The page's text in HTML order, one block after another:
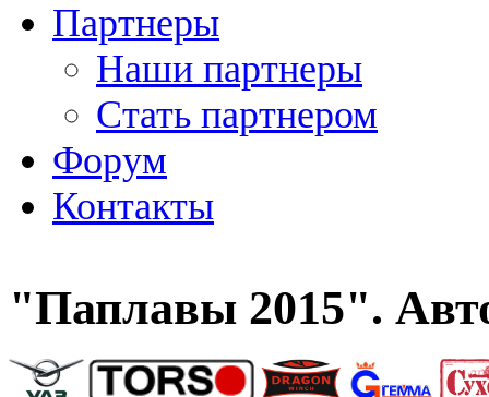
Партнеры
Наши партнеры
Стать партнером
Форум
Контакты
"Паплавы 2015".